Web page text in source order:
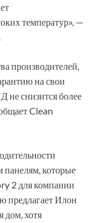
температур», —
производителей,
на свои
не снизится более
Clean
панелям, которые
2 для компании
предлагает Илон
дом, хотя